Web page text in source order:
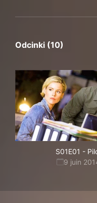
Odcinki (10)
S01E01 -
9 juin